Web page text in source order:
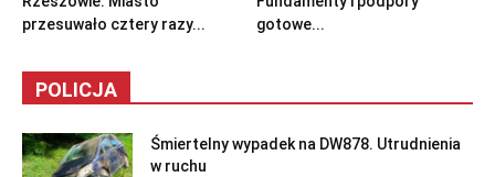
przesuwało cztery razy...
gotowe...
POLICJA
Śmiertelny wypadek na DW878. Utrudnienia
w ruchu